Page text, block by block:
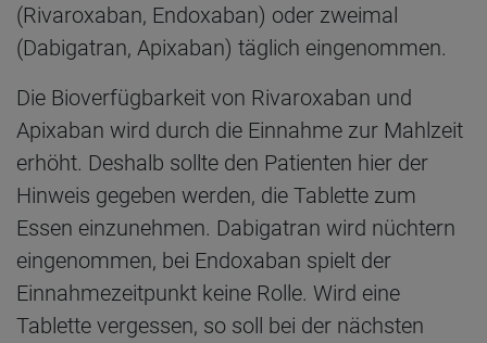
(Rivaroxaban, Endoxaban) oder zweimal
(Dabigatran, Apixaban) täglich eingenommen.
Die Bioverfügbarkeit von Rivaroxaban und
Apixaban wird durch die Einnahme zur Mahlzeit
erhöht. Deshalb sollte den Patienten hier der
Hinweis gegeben werden, die Tablette zum
Essen einzunehmen. Dabigatran wird nüchtern
eingenommen, bei Endoxaban spielt der
Einnahmezeitpunkt keine Rolle. Wird eine
Tablette vergessen, so soll bei der nächsten